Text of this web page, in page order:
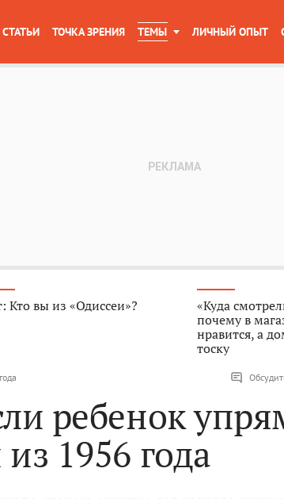
СТАТЬИ ТОЧКА ЗРЕНИЯ ТЕМЫ ЛИЧНЫЙ ОПЫТ
Кто вы из «Одиссеи»?
«Куда
почему в
нравится, а
тоску
ребенок
1956 года